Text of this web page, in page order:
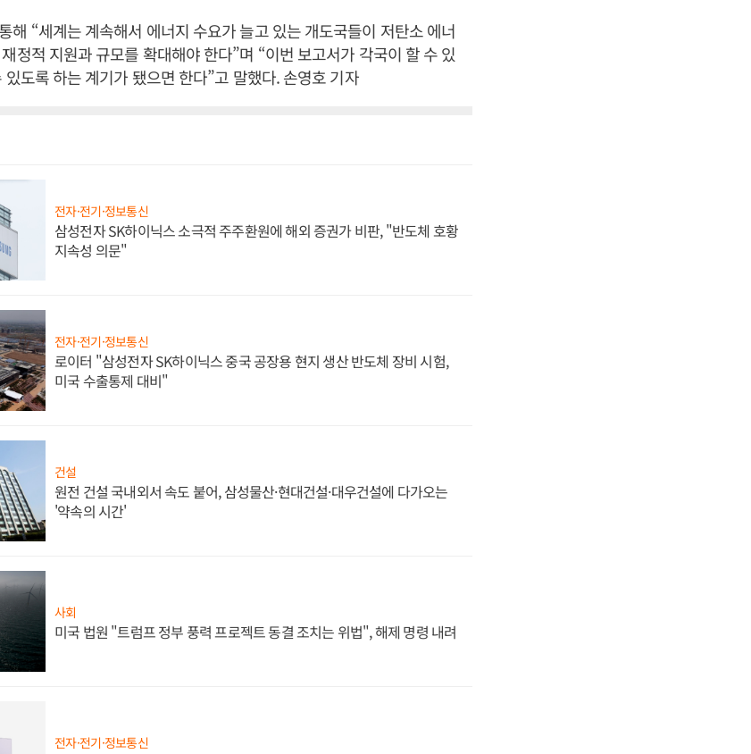
해 “세계는 계속해서 에너지 수요가 늘고 있는 개도국들이 저탄소 에너
정적 지원과 규모를 확대해야 한다”며 “이번 보고서가 각국이 할 수 있
도록 하는 계기가 됐으면 한다”고 말했다. 손영호 기자
전자·전기·정보통신
삼성전자 SK하이닉스 소극적 주주환원에 해외 증권가 비판, "반도체 호황
지속성 의문"
전자·전기·정보통신
로이터 "삼성전자 SK하이닉스 중국 공장용 현지 생산 반도체 장비 시험,
미국 수출통제 대비"
건설
원전 건설 국내외서 속도 붙어, 삼성물산·현대건설·대우건설에 다가오는
'약속의 시간'
사회
미국 법원 "트럼프 정부 풍력 프로젝트 동결 조치는 위법", 해제 명령 내려
전자·전기·정보통신